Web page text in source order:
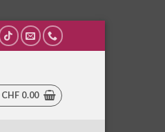
CHF 0.00